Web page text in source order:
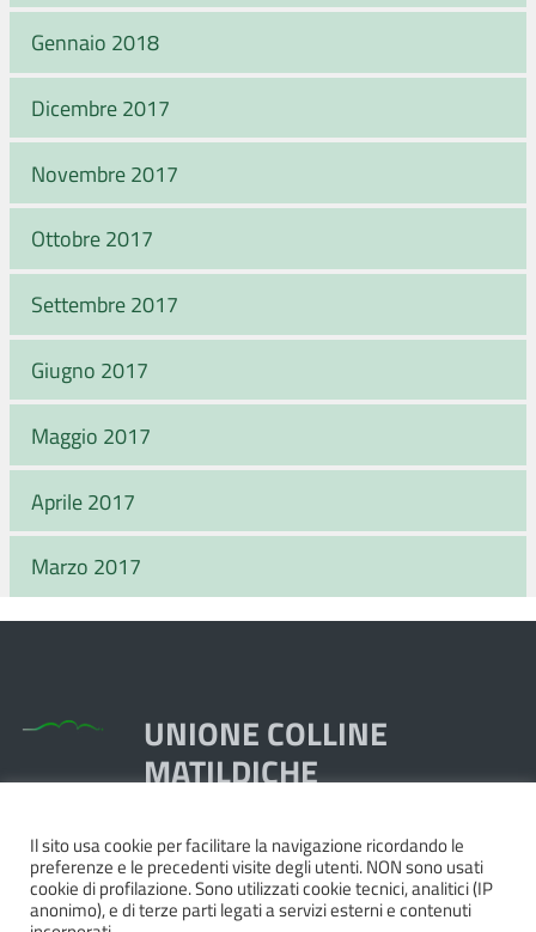
Gennaio 2018
Dicembre 2017
Novembre 2017
Ottobre 2017
Settembre 2017
Giugno 2017
Maggio 2017
Aprile 2017
Marzo 2017
UNIONE COLLINE
MATILDICHE
Piazza Dante, 1,
42020 Quattro Castella RE
Tel. 0522.249211 - Fax 0522.249298
Il sito usa cookie per facilitare la navigazione ricordando le
preferenze e le precedenti visite degli utenti. NON sono usati
cookie di profilazione. Sono utilizzati cookie tecnici, analitici (IP
anonimo), e di terze parti legati a servizi esterni e contenuti